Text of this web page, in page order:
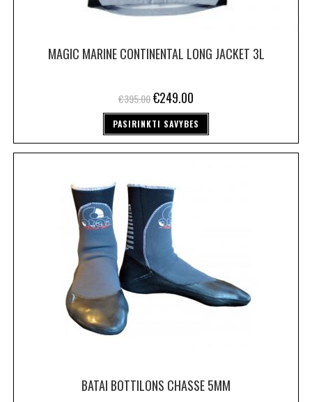
MAGIC MARINE CONTINENTAL LONG JACKET 3L
€395.00€249.00
PASIRINKTI SAVYBES
BATAI BOTTILONS CHASSE 5MM